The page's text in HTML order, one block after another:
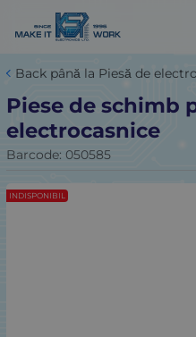
Back până la Piesă de
Piese de schimb
electrocasnice
Barcode: 050585
INDISPONIBIL